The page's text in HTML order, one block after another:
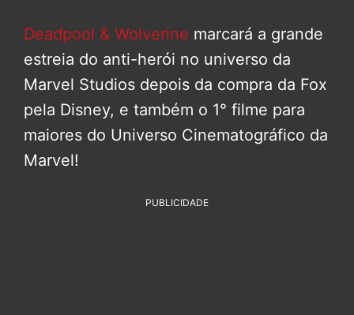
Deadpool & Wolverine marcará a grande
estreia do anti-herói no universo da
Marvel Studios depois da compra da Fox
pela Disney, e também o 1° filme para
maiores do Universo Cinematográfico da
Marvel!
PUBLICIDADE